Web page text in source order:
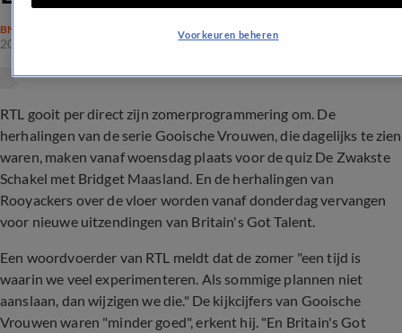
BN'ERS
20 juli 2020, 17:06
RTL gooit per direct zijn zomerprogrammering om. De
herhalingen van de serie Gooische Vrouwen, die dagelijks te zien
waren, maken vanaf woensdag plaats voor de quiz De Zwakste
Schakel met Bridget Maasland. En de herhalingen van
Rooyackers over de vloer worden vanaf donderdag vervangen
voor nieuwe uitzendingen van Britain's Got Talent.
Een woordvoerder van RTL meldt dat de zomer "een tijd is
waarin we veel experimenteren. Als sommige plannen niet
aanslaan, dan wijzigen we die." De kijkcijfers van Gooische
Vrouwen waren "minder goed", erkent hij. "En Britain's Got
Voorkeuren beheren